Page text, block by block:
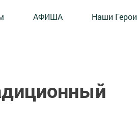
АФИША Наши Герои